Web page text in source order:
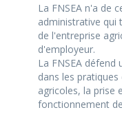
La FNSEA n'a de
administrative qui
de l'entreprise
d'employeur.
La FNSEA
dans les
agricoles, la prise
fonctionnement